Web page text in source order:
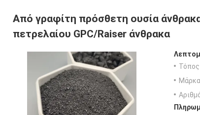
Από γραφίτη πρόσθετη ουσία
πετρελαίου GPC/Raiser άνθρακα